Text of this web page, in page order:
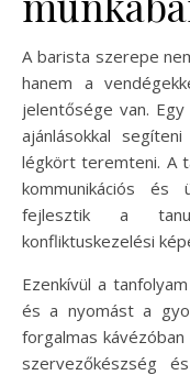
A barista szerepe
hanem a
jelentősége van.
ajánlásokkal
légkört teremteni. A
kommunikációs és
fejlesztik a
konfliktuskezelési
Ezenkívül a
és a nyomást a
forgalmas
szervezőkészség